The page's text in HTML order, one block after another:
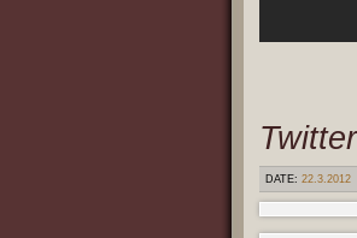
Twitter
DATE: 22.3.2012